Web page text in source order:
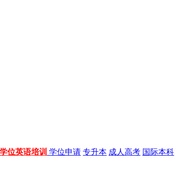
学位英语培训 学位申请 专升本 成人高考 国际本科